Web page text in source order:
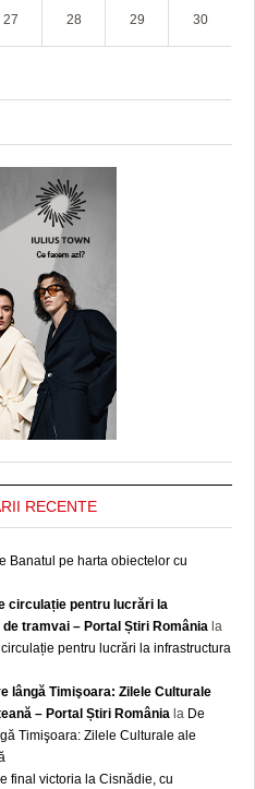
27 28 29 30
RECENTE
Banatul pe harta obiectelor cu
circulație pentru lucrări la
tramvai – Portal Știri România la
pentru lucrări la infrastructura
lângă Timişoara: Zilele Culturale
– Portal Știri România la De
Timişoara: Zilele Culturale ale
final victoria la Cisnădie, cu